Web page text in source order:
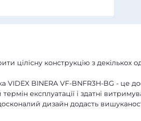
цілісну конструкцію з декількох
VIDEX BINERA VF-BNFR3H-BG - це
експлуатації і здатні
дизайн додасть